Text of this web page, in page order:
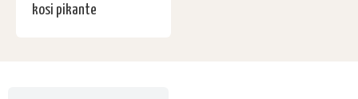
kosi pikante